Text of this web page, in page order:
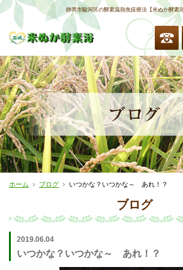
静岡市駿河区の酵素温熱免疫療法【米ぬか酵素
ホーム ブログ いつかな？いつかな～ あれ！？
ブログ
2019.06.04
いつかな？いつかな～ あれ！？